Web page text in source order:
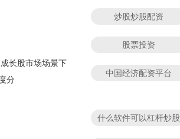
长股市场场景下
分
炒股炒股配资
股票投资
中国经济配资平台
什么软件可以杠杆炒股